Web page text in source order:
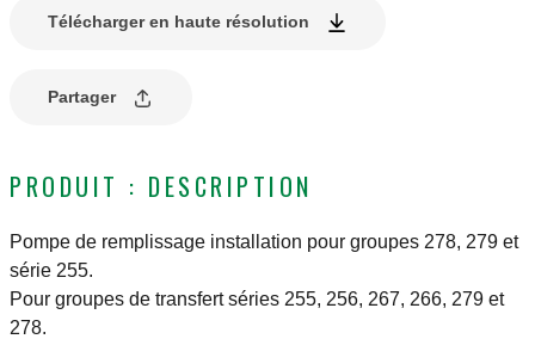
Télécharger en haute résolution
Partager
PRODUIT : DESCRIPTION
Pompe de remplissage installation pour groupes 278, 279 et
série 255.
Pour groupes de transfert séries 255, 256, 267, 266, 279 et
278.